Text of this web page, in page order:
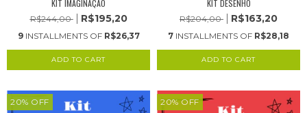
KIT IMAGINAÇÃO
R$244,00 R$195,20
9 INSTALLMENTS OF R$26,37
KIT DESENHO
R$204,00 R$163,20
7 INSTALLMENTS OF R$28,18
20% OFF 20% OFF